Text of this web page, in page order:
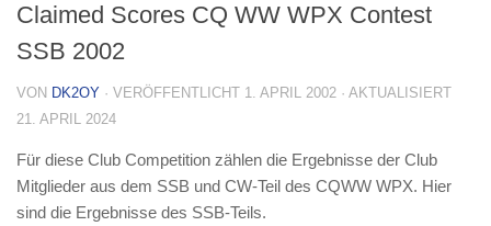
Claimed Scores CQ WW WPX Contest
SSB 2002
VON DK2OY · VERÖFFENTLICHT 1. APRIL 2002 · AKTUALISIERT
21. APRIL 2024
Für diese Club Competition zählen die Ergebnisse der Club
Mitglieder aus dem SSB und CW-Teil des CQWW WPX. Hier
sind die Ergebnisse des SSB-Teils.